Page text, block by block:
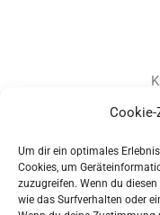
Cookie-
Um dir ein optimales
Cookies, um
zuzugreifen. Wenn du
wie das Surfverhalten oder